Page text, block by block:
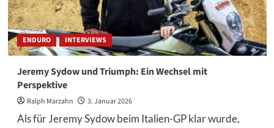
zwei
trotz
Verletzung
ENDURO INTERVIEWS
Jeremy Sydow und Triumph: Ein Wechsel mit
Perspektive
Ralph Marzahn 3. Januar 2026
Als für Jeremy Sydow beim Italien-GP klar wurde,